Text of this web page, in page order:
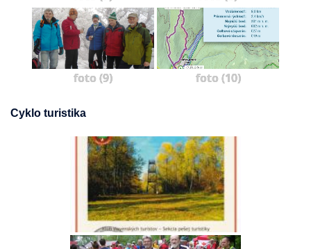
foto (9) foto (10)
Cyklo turistika